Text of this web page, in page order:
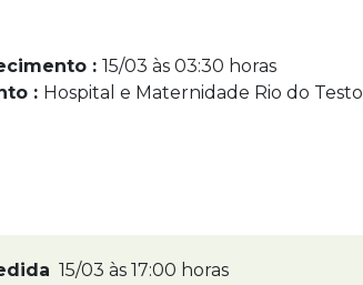
: 15/03 às 03:30 horas
: Hospital e Maternidade Rio do Testo
15/03 às 17:00 horas